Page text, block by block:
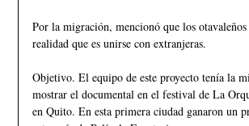
Por la migración, mencionó que los
realidad que es unirse con extranjeras.
Objetivo. El equipo de este proyecto tenía la
mostrar el documental en el festival de La
en Quito. En esta primera ciudad ganaron un